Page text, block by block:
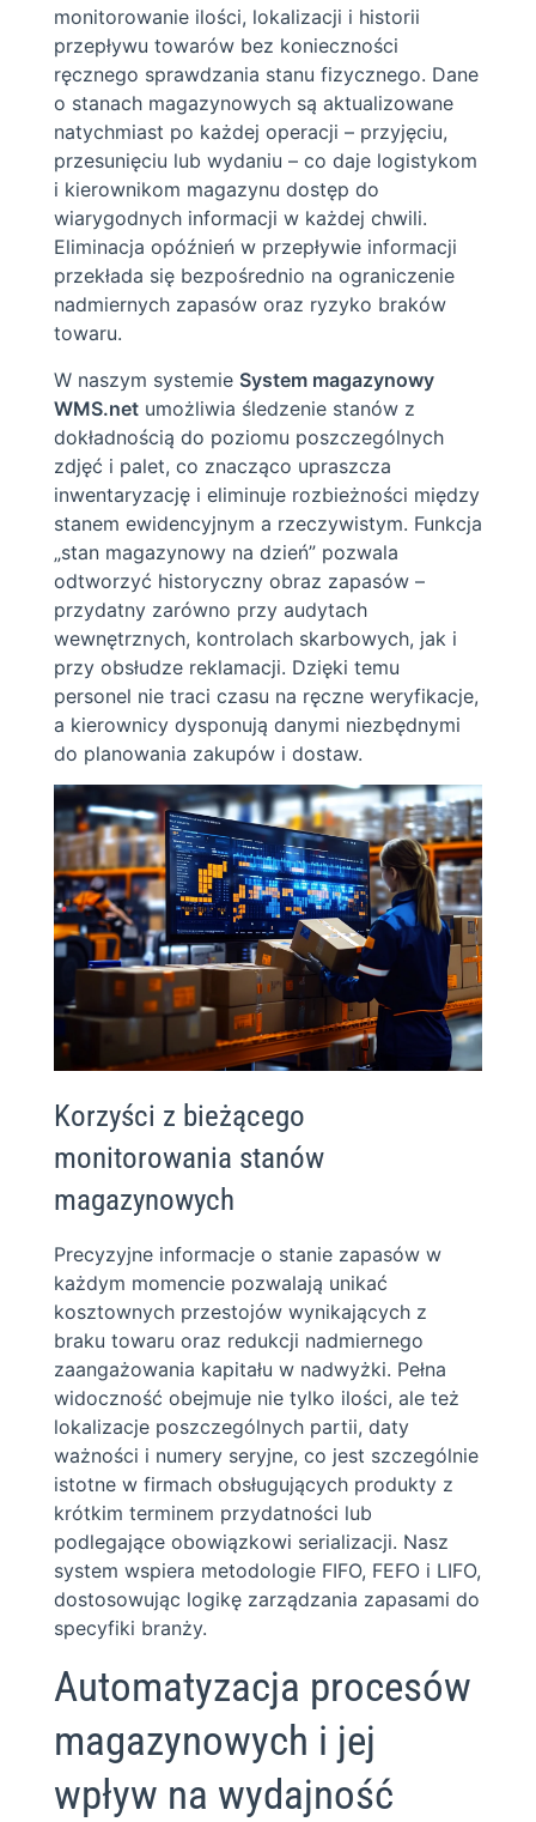
monitorowanie ilości, lokalizacji i historii
przepływu towarów bez konieczności
ręcznego sprawdzania stanu fizycznego. Dane
o stanach magazynowych są aktualizowane
natychmiast po każdej operacji – przyjęciu,
przesunięciu lub wydaniu – co daje logistykom
i kierownikom magazynu dostęp do
wiarygodnych informacji w każdej chwili.
Eliminacja opóźnień w przepływie informacji
przekłada się bezpośrednio na ograniczenie
nadmiernych zapasów oraz ryzyko braków
towaru.
W naszym systemie System magazynowy
WMS.net umożliwia śledzenie stanów z
dokładnością do poziomu poszczególnych
zdjęć i palet, co znacząco upraszcza
inwentaryzację i eliminuje rozbieżności między
stanem ewidencyjnym a rzeczywistym. Funkcja
„stan magazynowy na dzień” pozwala
odtworzyć historyczny obraz zapasów –
przydatny zarówno przy audytach
wewnętrznych, kontrolach skarbowych, jak i
przy obsłudze reklamacji. Dzięki temu
personel nie traci czasu na ręczne weryfikacje,
a kierownicy dysponują danymi niezbędnymi
do planowania zakupów i dostaw.
Korzyści z bieżącego
monitorowania stanów
magazynowych
Precyzyjne informacje o stanie zapasów w
każdym momencie pozwalają unikać
kosztownych przestojów wynikających z
braku towaru oraz redukcji nadmiernego
zaangażowania kapitału w nadwyżki. Pełna
widoczność obejmuje nie tylko ilości, ale też
lokalizacje poszczególnych partii, daty
ważności i numery seryjne, co jest szczególnie
istotne w firmach obsługujących produkty z
krótkim terminem przydatności lub
podlegające obowiązkowi serializacji. Nasz
system wspiera metodologie FIFO, FEFO i LIFO,
dostosowując logikę zarządzania zapasami do
specyfiki branży.
Automatyzacja procesów
magazynowych i jej
wpływ na wydajność